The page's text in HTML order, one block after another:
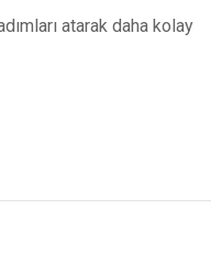
atarak daha kolay